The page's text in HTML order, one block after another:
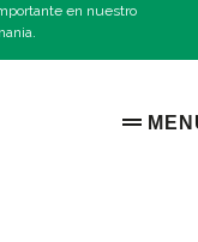
en nuestro
OPEN